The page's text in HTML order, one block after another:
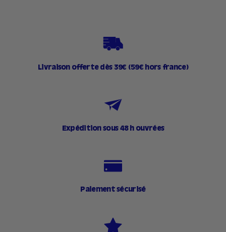
Livraison offerte dès 39€ (59€ hors france)
Expédition sous 48 h ouvrées
Paiement sécurisé